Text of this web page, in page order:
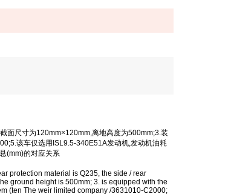
面尺寸为120mm×120mm,离地高度为500mm;3.装
该车仅选用 ISL9.5-340E51A发动机,发动机油耗
(mm)的对应关系
protection material is Q235, the side / rear
ground height is 500mm; 3. is equipped with the
(ten The weir limited company /3631010-C2000;